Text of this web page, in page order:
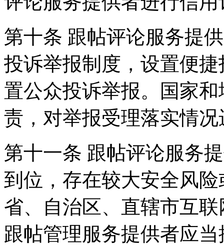
第十条 跟帖评论服务提
投诉举报制度，设置便
置公众投诉举报。国家
责，对举报受理落实情
第十一条 跟帖评论服务
到位，存在较大安全风
省、自治区、直辖市互
跟帖管理服务提供者应